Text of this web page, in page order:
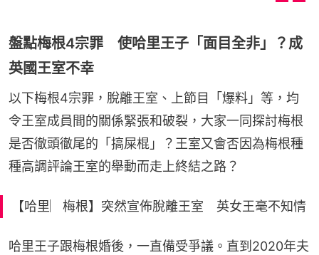
盤點梅根4宗罪 使哈里王子「面目全非」？成
英國王室不幸
以下梅根4宗罪，脫離王室、上節目「爆料」等，均
令王室成員間的關係緊張和破裂，大家一同探討梅根
是否徹頭徹尾的「搞屎棍」？王室又會否因為梅根種
種高調評論王室的舉動而走上終結之路？
【哈里︳梅根】突然宣佈脫離王室 英女王毫不知情
哈里王子跟梅根婚後，一直備受爭議。直到2020年夫